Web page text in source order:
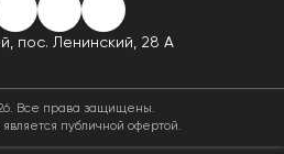
пос. Ленинский, 28 А
Все права защищены.
публичной офертой.